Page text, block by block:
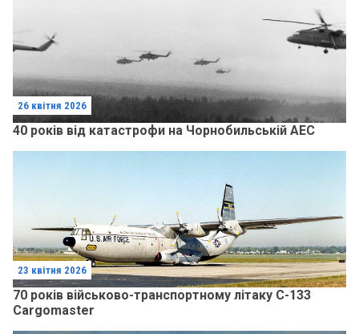
26 квітня 2026
40 років від катастрофи на Чорнобильській АЕС
23 квітня 2026
70 років військово-транспортному літаку C-133
Cargomaster